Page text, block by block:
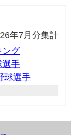
年7月分集計
ング
選手
球選手